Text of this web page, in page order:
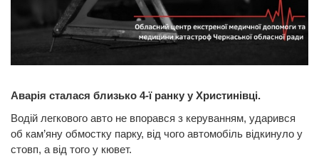
Аварія сталася близько 4-ї ранку у Христинівці.
Водій легкового авто не впорався з керуванням, ударився
об кам’яну обмостку парку, від чого автомобіль відкинуло у
стовп, а від того у кювет.